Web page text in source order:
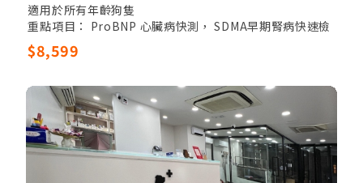
適用於所有年齡狗隻
重點項目： ProBNP 心臟病快測， SDMA早期腎病快速檢
驗，胸部X光，心臟超聲波檢查，腹腔超聲波檢查，甲狀腺
檢查，炎症指標（C反應蛋白）
解質檢驗，尿液檢測
$8,599